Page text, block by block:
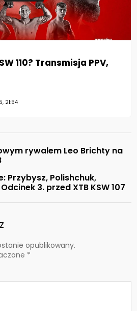
110? Transmisja PPV,
21:54
rywalem Leo Brichty na
Przybysz, Polishchuk,
3. przed XTB KSW 107
opublikowany.
*